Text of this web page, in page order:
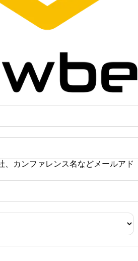
、カンファレンス名など メールアド